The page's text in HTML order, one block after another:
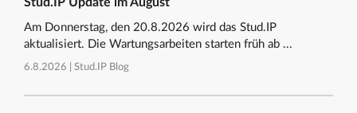
Stud.IP Update im August
Am Donnerstag, den 20.8.2026 wird das Stud.IP
aktualisiert. Die Wartungsarbeiten starten früh ab ...
6.8.2026 | Stud.IP Blog